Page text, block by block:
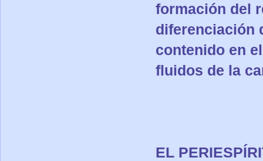
formación del
diferenciación
contenido en
fluidos de la
EL